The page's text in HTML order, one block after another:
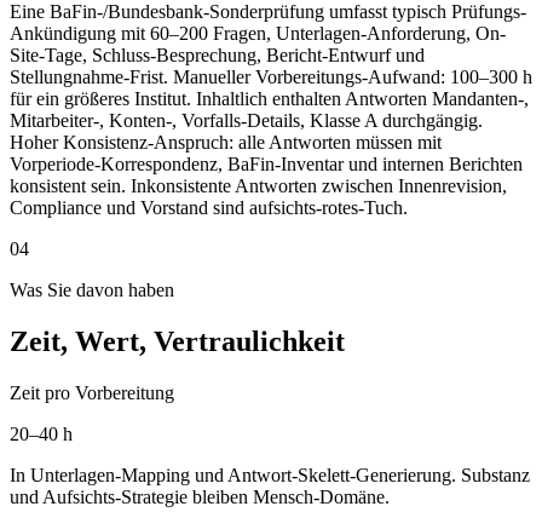
Eine BaFin-/Bundesbank-Sonderprüfung umfasst typisch Prüfungs-
Ankündigung mit 60–200 Fragen, Unterlagen-Anforderung, On-
Site-Tage, Schluss-Besprechung, Bericht-Entwurf und
Stellungnahme-Frist. Manueller Vorbereitungs-Aufwand: 100–300 h
für ein größeres Institut. Inhaltlich enthalten Antworten Mandanten-,
Mitarbeiter-, Konten-, Vorfalls-Details, Klasse A durchgängig.
Hoher Konsistenz-Anspruch: alle Antworten müssen mit
Vorperiode-Korrespondenz, BaFin-Inventar und internen Berichten
konsistent sein. Inkonsistente Antworten zwischen Innenrevision,
Compliance und Vorstand sind aufsichts-rotes-Tuch.
04
Was Sie davon haben
Zeit, Wert, Vertraulichkeit
Zeit pro Vorbereitung
20–40 h
In Unterlagen-Mapping und Antwort-Skelett-Generierung. Substanz
und Aufsichts-Strategie bleiben Mensch-Domäne.